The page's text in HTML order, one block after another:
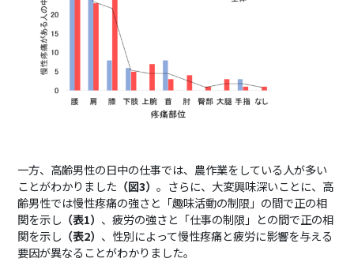
一方、高齢男性の日中の仕事では、農作業をしている人が多い
ことがわかりました （図3）。さらに、大変興味深いことに、高
齢男性では慢性疼痛の強さと「趣味活動の制限」の間で正の相
関を示し （表1） 、疲労の強さと「仕事の制限」との間で正の相
関を示し （表2） 、性別によって慢性疼痛と疲労に影響を与える
要因が異なることがわかりました。